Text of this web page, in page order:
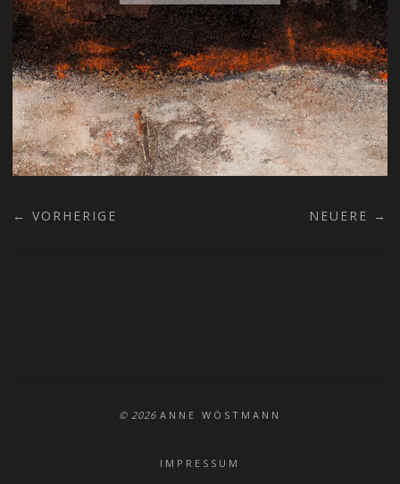
← VORHERIGE NEUERE →
© 2026 ANNE WÖSTMANN
IMPRESSUM